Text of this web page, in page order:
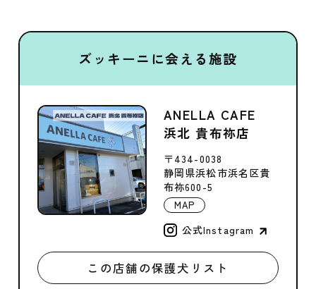
ズッキーニに会える施設
ANELLA CAFE
浜北 貴布祢店
〒434-0038
静岡県浜松市浜名区貴
布祢600-5
MAP
公式Instagram
この店舗の保護犬リスト